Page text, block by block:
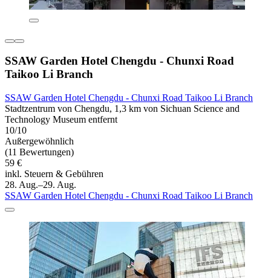
SSAW Garden Hotel Chengdu - Chunxi Road
Taikoo Li Branch
SSAW Garden Hotel Chengdu - Chunxi Road Taikoo Li Branch
Stadtzentrum von Chengdu, 1,3 km von Sichuan Science and
Technology Museum entfernt
10/10
Außergewöhnlich
(11 Bewertungen)
59 €
inkl. Steuern & Gebühren
28. Aug.–29. Aug.
SSAW Garden Hotel Chengdu - Chunxi Road Taikoo Li Branch